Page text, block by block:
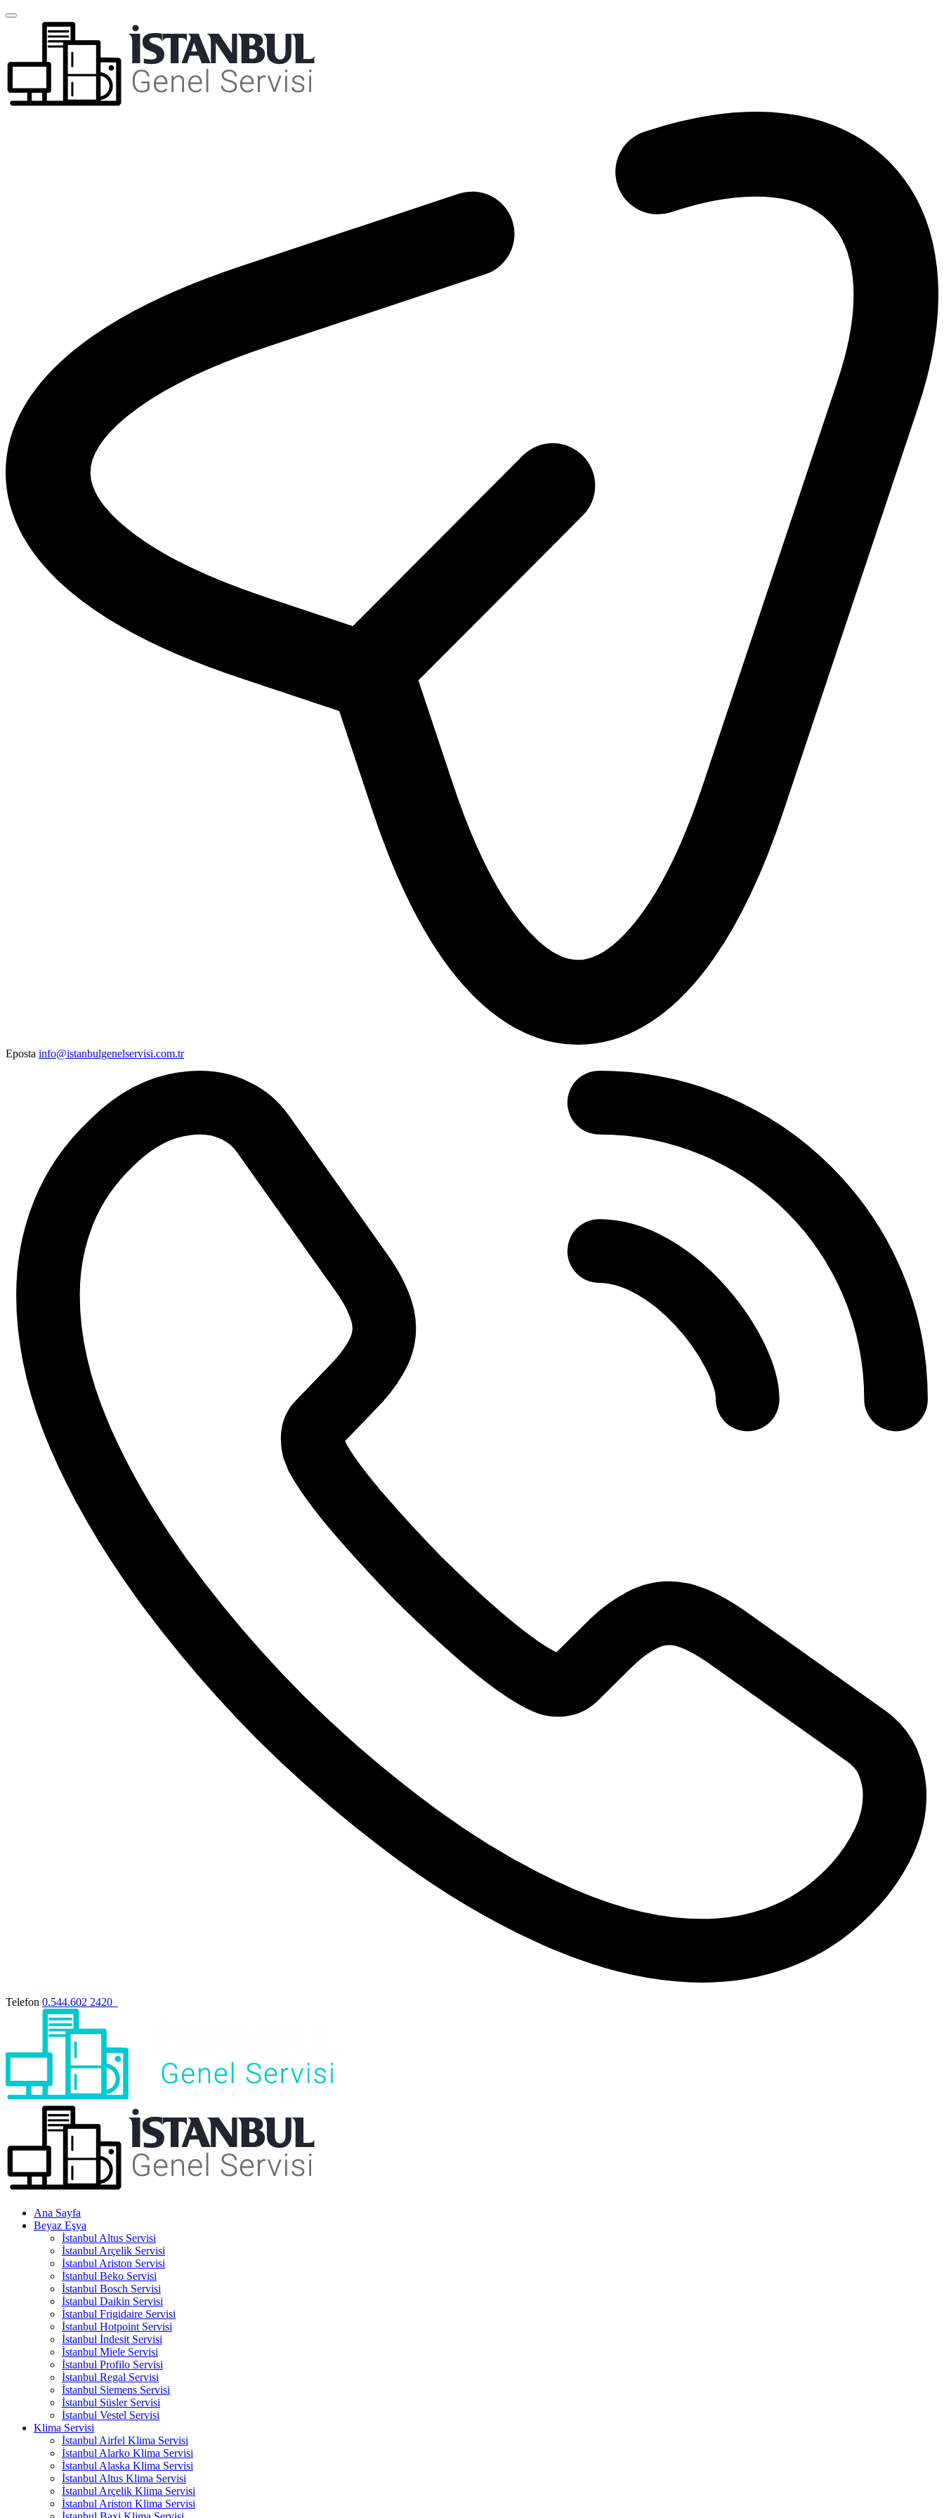
Eposta info@istanbulgenelservisi.com.tr
Telefon 0.544.602 2420
Ana Sayfa
Beyaz Eşya
İstanbul Altus Servisi
İstanbul Arçelik Servisi
İstanbul Ariston Servisi
İstanbul Beko Servisi
İstanbul Bosch Servisi
İstanbul Daikin Servisi
İstanbul Frigidaire Servisi
İstanbul Hotpoint Servisi
İstanbul İndesit Servisi
İstanbul Miele Servisi
İstanbul Profilo Servisi
İstanbul Regal Servisi
İstanbul Siemens Servisi
İstanbul Süsler Servisi
İstanbul Vestel Servisi
Klima Servisi
İstanbul Airfel Klima Servisi
İstanbul Alarko Klima Servisi
İstanbul Alaska Klima Servisi
İstanbul Altus Klima Servisi
İstanbul Arçelik Klima Servisi
İstanbul Ariston Klima Servisi